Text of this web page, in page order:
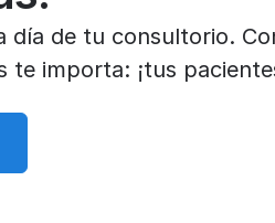
día de tu consultorio.
te importa: ¡tus